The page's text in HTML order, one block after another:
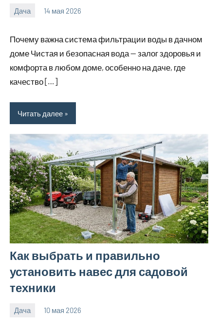
Дача 14 мая 2026
calvinken_co
Почему важна система фильтрации воды в дачном
доме Чистая и безопасная вода — залог здоровья и
комфорта в любом доме, особенно на даче, где
качество […]
Читать далее
Как выбрать и правильно
установить навес для садовой
техники
Дача 10 мая 2026
calvinken_co